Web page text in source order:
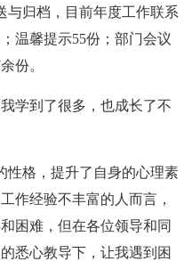
与归档，目前年度工作联系
温馨提示55份；部门会议
份。
学到了很多，也成长了不
性格，提升了自身的心理素
作经验不丰富的人而言，
困难，但在各位领导和同
悉心教导下，让我遇到困